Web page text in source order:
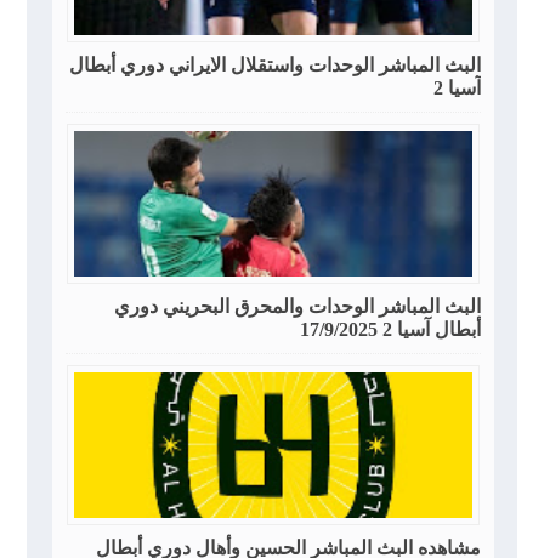
البث المباشر الوحدات واستقلال الايراني دوري أبطال
آسيا 2
البث المباشر الوحدات والمحرق البحريني دوري
أبطال آسيا 2 17/9/2025
مشاهده البث المباشر الحسين وأهال دوري أبطال